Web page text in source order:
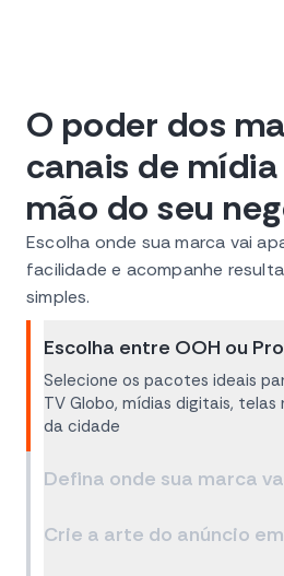
O poder dos
canais de
mão do seu
Escolha onde sua marca vai
facilidade e acompanhe
simples.
Escolha entre OOH ou
Selecione os pacotes ideais
TV Globo, mídias digitais, telas
da cidade
Defina onde sua marca
Crie a arte do anúncio